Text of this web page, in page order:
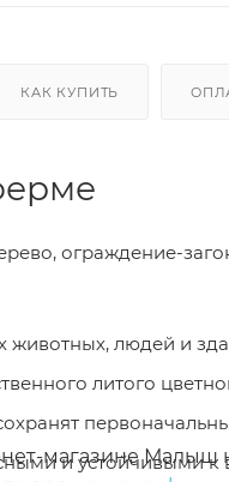
КАК КУПИТЬ
ограждение-
людей и
литого
и устойчивыми к
магазине Малыш